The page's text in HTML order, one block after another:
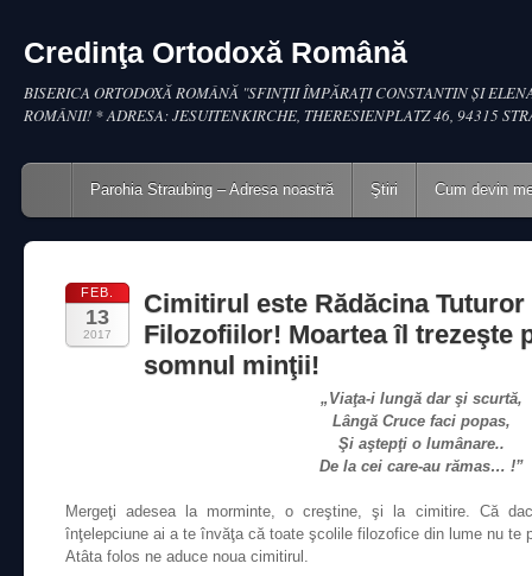
Credinţa Ortodoxă Română
BISERICA ORTODOXĂ ROMÂNĂ "SFINŢII ÎMPĂRAŢI CONSTANTIN ŞI
ROMÂNII! * ADRESA: JESUITENKIRCHE, THERESIENPLATZ 46, 94315
Main menu
Skip to content
Parohia Straubing – Adresa noastră Ştiri Cum devin
FEB.
13
2017
Cimitirul este Rădăcina Tuturor
Filozofiilor! Moartea îl trezeşte
somnul minţii!
„Viaţa-i lungă dar şi scurtă,
Lângă Cruce faci popas,
Şi aştepţi o lumânare..
De la cei care-au rămas… !”
Mergeţi adesea la morminte, o creştine, şi la cimitire. Că
înţelepciune ai a te învăţa că toate şcolile filozofice din lume nu te
Atâta folos ne aduce noua cimitirul.